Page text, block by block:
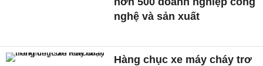
nghệ và sản xuất
Hàng chục xe máy cháy trơ